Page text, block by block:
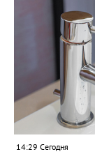
в интернет из
месту
избиратель».
более 900
сентября, а с 9
участковые
пройдёт 18, 19 и
14:29 Сегодня